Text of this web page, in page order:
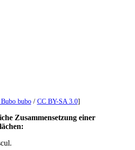
bubo/ CC BY-SA 3.0]
Zusammensetzung einer